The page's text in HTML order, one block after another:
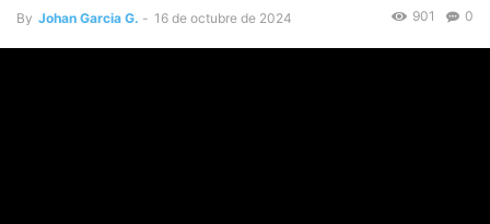
By Johan Garcia G. - 16 de octubre de 2024 0
901